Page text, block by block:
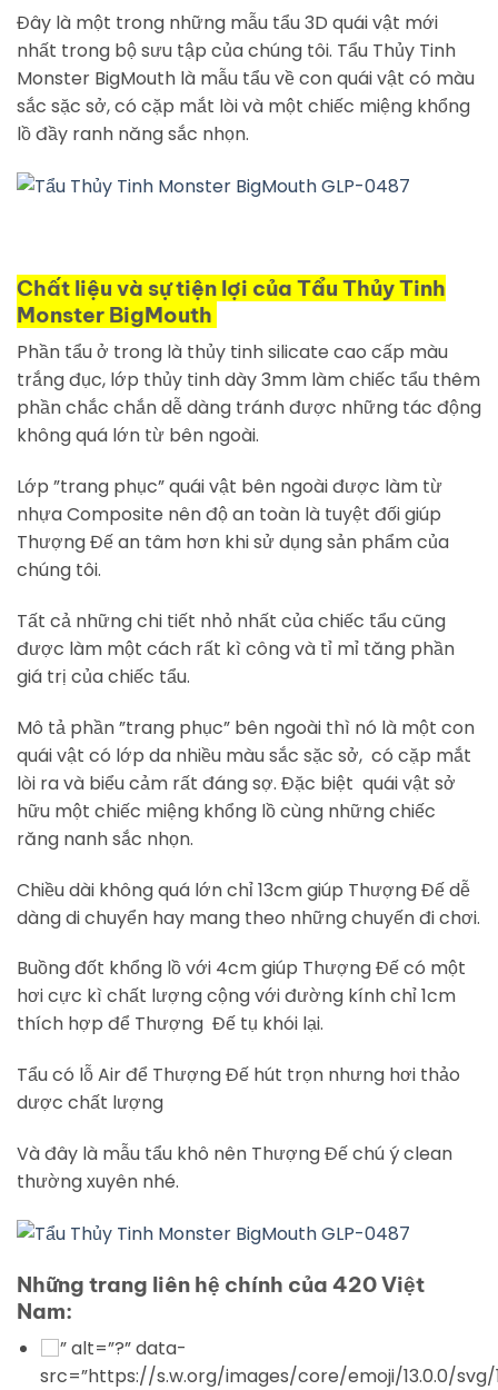
Đây là một trong những mẫu tẩu 3D quái vật mới
nhất trong bộ sưu tập của chúng tôi. Tẩu Thủy Tinh
Monster BigMouth là mẫu tẩu về con quái vật có màu
sắc sặc sở, có cặp mắt lòi và một chiếc miệng khổng
lồ đầy ranh năng sắc nhọn.
Chất liệu và sự tiện lợi của Tẩu Thủy Tinh
Monster BigMouth
Phần tẩu ở trong là thủy tinh silicate cao cấp màu
trắng đục, lớp thủy tinh dày 3mm làm chiếc tẩu thêm
phần chắc chắn dễ dàng tránh được những tác động
không quá lớn từ bên ngoài.
Lớp ”trang phục” quái vật bên ngoài được làm từ
nhựa Composite nên độ an toàn là tuyệt đối giúp
Thượng Đế an tâm hơn khi sử dụng sản phẩm của
chúng tôi.
Tất cả những chi tiết nhỏ nhất của chiếc tẩu cũng
được làm một cách rất kì công và tỉ mỉ tăng phần
giá trị của chiếc tẩu.
Mô tả phần ”trang phục” bên ngoài thì nó là một con
quái vật có lớp da nhiều màu sắc sặc sở, có cặp mắt
lòi ra và biểu cảm rất đáng sợ. Đặc biệt quái vật sở
hữu một chiếc miệng khổng lồ cùng những chiếc
răng nanh sắc nhọn.
Chiều dài không quá lớn chỉ 13cm giúp Thượng Đế dễ
dàng di chuyển hay mang theo những chuyến đi chơi.
Buồng đốt khổng lồ với 4cm giúp Thượng Đế có một
hơi cực kì chất lượng cộng với đường kính chỉ 1cm
thích hợp để Thượng Đế tụ khói lại.
Tẩu có lỗ Air để Thượng Đế hút trọn nhưng hơi thảo
dược chất lượng
Và đây là mẫu tẩu khô nên Thượng Đế chú ý clean
thường xuyên nhé.
Những trang liên hệ chính của 420 Việt
Nam:
” alt=”?” data-
src=”https://s.w.org/images/core/emoji/13.0.0/svg/